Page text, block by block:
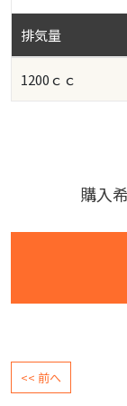
排気量
1200ｃｃ
購入
<< 前へ